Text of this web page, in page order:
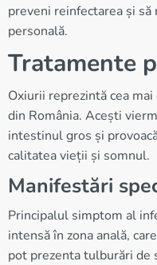
preveni reinfectarea și
personală.
Tratamente
Oxiurii reprezintă cea
din România. Acești
intestinul gros și
calitatea vieții și somnul.
Manifestări
Principalul simptom al
intensă în zona anală,
pot prezenta tulburări